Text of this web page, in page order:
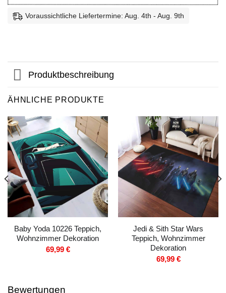
Voraussichtliche Liefertermine: Aug. 4th - Aug. 9th
Produktbeschreibung
ÄHNLICHE PRODUKTE
Baby Yoda 10226 Teppich,
Wohnzimmer Dekoration
69,99 €
Jedi & Sith Star Wars
Teppich, Wohnzimmer
Dekoration
69,99 €
Bewertungen